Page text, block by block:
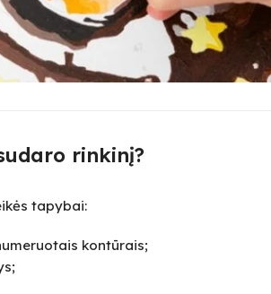
rinkinį?
tapybai:
kontūrais;